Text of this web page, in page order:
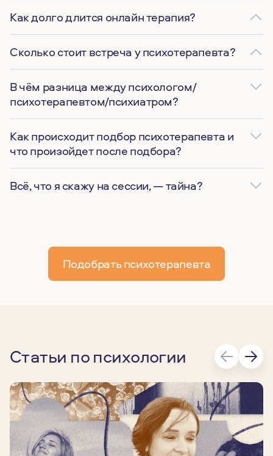
Как долго длится онлайн терапия?
Сколько стоит встреча у психотерапевта?
В чём разница между психологом/
психотерапевтом/психиатром?
Как происходит подбор психотерапевта и
что произойдет после подбора?
Всё, что я скажу на сессии, — тайна?
Подобрать психотерапевта
Статьи по психологии